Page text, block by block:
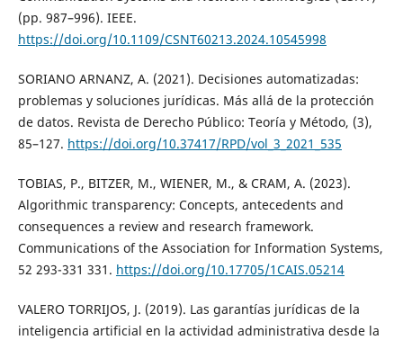
(pp. 987–996). IEEE.
https://doi.org/10.1109/CSNT60213.2024.10545998
SORIANO ARNANZ, A. (2021). Decisiones automatizadas:
problemas y soluciones jurídicas. Más allá de la protección
de datos. Revista de Derecho Público: Teoría y Método, (3),
85–127. https://doi.org/10.37417/RPD/vol_3_2021_535
TOBIAS, P., BITZER, M., WIENER, M., & CRAM, A. (2023).
Algorithmic transparency: Concepts, antecedents and
consequences a review and research framework.
Communications of the Association for Information Systems,
52 293-331 331. https://doi.org/10.17705/1CAIS.05214
VALERO TORRIJOS, J. (2019). Las garantías jurídicas de la
inteligencia artificial en la actividad administrativa desde la